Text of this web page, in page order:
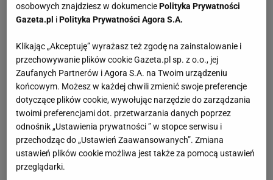
osobowych znajdziesz w dokumenciePolityka Prywatności
Gazeta.pl iPolityka Prywatności Agora S.A.
Klikając „Akceptuję” wyrażasz też zgodę na zainstalowanie i
przechowywanie plików cookie Gazeta.pl sp. z o.o., jej
Zaufanych Partnerów i Agora S.A. na Twoim urządzeniu
końcowym. Możesz w każdej chwili zmienić swoje preferencje
dotyczące plików cookie, wywołując narzędzie do zarządzania
twoimi preferencjami dot. przetwarzania danych poprzez
odnośnik „Ustawienia prywatności ” w stopce serwisu i
przechodząc do „Ustawień Zaawansowanych”. Zmiana
ustawień plików cookie możliwa jest także za pomocą ustawień
przeglądarki.